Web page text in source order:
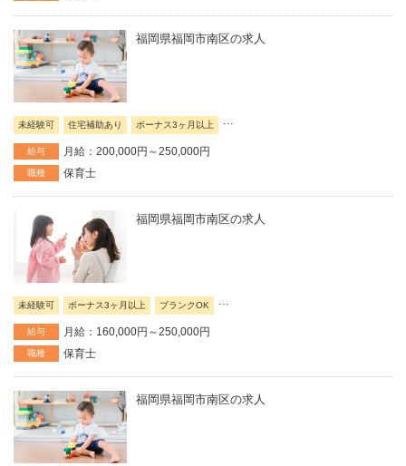
福岡県福岡市南区の求人
未経験可 住宅補助あり ボーナス3ヶ月以上
給与 月給：200,000円～250,000円
職種 保育士
福岡県福岡市南区の求人
未経験可 ボーナス3ヶ月以上 ブランクOK ...
給与 月給：160,000円～250,000円
職種 保育士
福岡県福岡市南区の求人